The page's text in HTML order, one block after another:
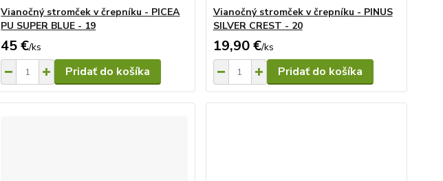
Vianočný stromček v črepníku - PICEA
PU SUPER BLUE - 19
45 €/ks
Pridať do košíka
Vianočný stromček v črepníku - PINUS
SILVER CREST - 20
19,90 €/ks
Pridať do košíka